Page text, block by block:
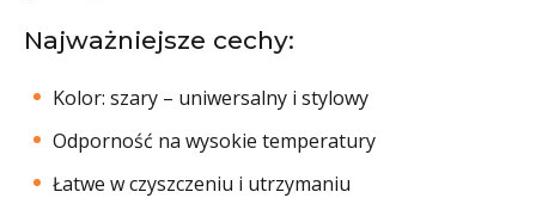
Najważniejsze cechy:
Kolor: szary – uniwersalny i stylowy
Odporność na wysokie temperatury
Łatwe w czyszczeniu i utrzymaniu